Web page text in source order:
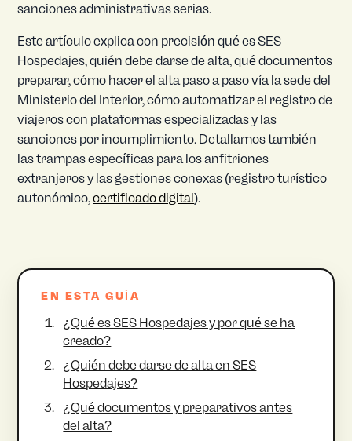
sanciones administrativas serias.
Este artículo explica con precisión qué es SES
Hospedajes, quién debe darse de alta, qué documentos
preparar, cómo hacer el alta paso a paso vía la sede del
Ministerio del Interior, cómo automatizar el registro de
viajeros con plataformas especializadas y las
sanciones por incumplimiento. Detallamos también
las trampas específicas para los anfitriones
extranjeros y las gestiones conexas (registro turístico
autonómico,certificado digital).
EN ESTA GUÍA
¿Qué es SES Hospedajes y por qué se ha
creado?
¿Quién debe darse de alta en SES
Hospedajes?
¿Qué documentos y preparativos antes
del alta?